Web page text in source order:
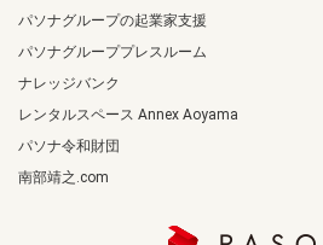
パソナグループの起業家支援
パソナグループプレスルーム
ナレッジバンク
レンタルスペース Annex Aoyama
パソナ令和財団
南部靖之.com